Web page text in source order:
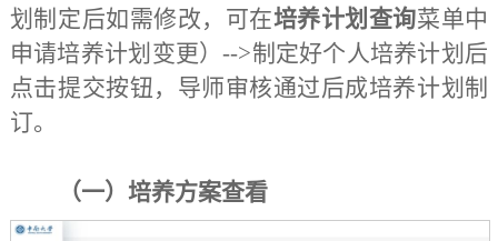
划制定后如需修改，可在培养计划查询菜单中
申请培养计划变更）-->制定好个人培养计划后
点击提交按钮，导师审核通过后成培养计划制
订。
（一） 培养方案查看